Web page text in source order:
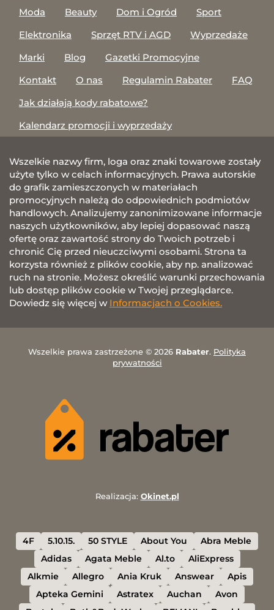
Moda Beauty Dom i Ogród
Sport
Elektronika
Sprzęt RTV i AGD
Wyprzedaże
Marki
Blog
Gazetki Promocyjne
Kontakt
O nas Regulamin Rabater
FAQ
Jak działają kody rabatowe?
Kalendarz promocji i wyprzedaży
Wszelkie nazwy firm, loga oraz znaki towarowe zostały
użyte tylko w celach informacyjnych. Prawa autorskie
do grafik zamieszczonych w materiałach
promocyjnych należą do odpowiednich podmiotów
handlowych. Analizujemy zanonimizowane informacje
naszych użytkowników, aby lepiej dopasować naszą
ofertę oraz zawartość strony do Twoich potrzeb i
chronić Cię przed nieuczciwymi osobami. Strona ta
korzysta również z plików cookie, aby np. analizować
ruch na stronie. Możesz określić warunki przechowania
lub dostęp plików cookie w Twojej przeglądarce.
Dowiedz się więcej w Informacjach o Cookies.
Wszelkie prawa zastrzeżone © 2026 Rabater. Polityka
prywatności
Realizacja: Okinet.pl
4F 5.10.15. 50 STYLE About You
Abra Meble
Adidas
Agata Meble Al.to
AliExpress
Alkmie
Allegro Ania Kruk Answear
Apis
Apteka Gemini
Astratex Auchan
Avon